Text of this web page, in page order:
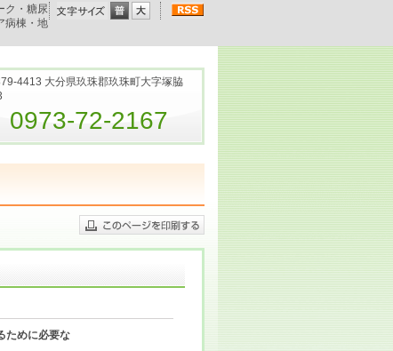
ク・糖尿
病棟・地
4413 大分県玖珠郡玖珠町大字塚脇
0973-72-2167
ために必要な